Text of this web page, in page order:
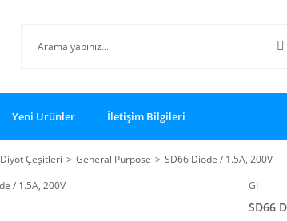
Yeni Ürünler İletişim Bilgileri
Diyot Çeşitleri General Purpose
SD66 Diode / 1.5A, 200V
GI
SD66